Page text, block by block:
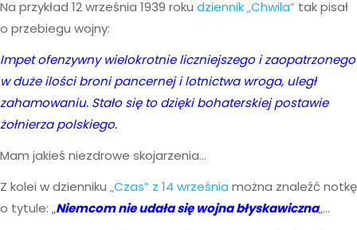
Na przykład 12 września 1939 roku dziennik „Chwila” tak pisał
o przebiegu wojny:
Impet ofenzywny wielokrotnie liczniejszego i zaopatrzonego
w duże ilości broni pancernej i lotnictwa wroga, uległ
zahamowaniu. Stało się to dzięki bohaterskiej postawie
żołnierza polskiego.
Mam jakieś niezdrowe skojarzenia…
Z kolei w dzienniku „Czas” z 14 września można znaleźć notkę
o tytule: „Niemcom nie udała się wojna błyskawiczna„…